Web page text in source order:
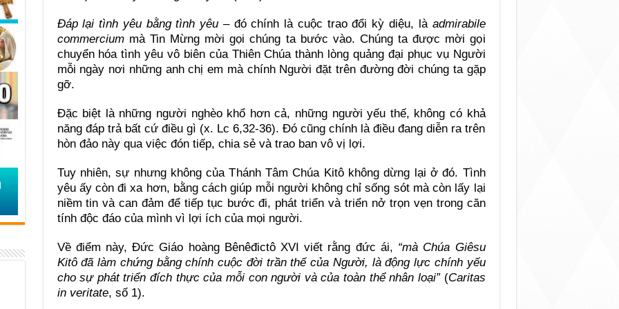
Đáp lại tình yêu bằng tình yêu – đó chính là cuộc trao đổi kỳ diệu, là admirabile
commerciummà Tin Mừng mời gọi chúng ta bước vào. Chúng ta được mời gọi
chuyển hóa tình yêu vô biên của Thiên Chúa thành lòng quảng đại phục vụ Người
mỗi ngày nơi những anh chị em mà chính Người đặt trên đường đời chúng ta gặp
gỡ.
Đặc biệt là những người nghèo khổ hơn cả, những người yếu thế, không có khả
năng đáp trả bất cứ điều gì (x. Lc 6,32-36). Đó cũng chính là điều đang diễn ra trên
hòn đảo này qua việc đón tiếp, chia sẻ và trao ban vô vị lợi.
Tuy nhiên, sự nhưng không của Thánh Tâm Chúa Kitô không dừng lại ở đó. Tình
yêu ấy còn đi xa hơn, bằng cách giúp mỗi người không chỉ sống sót mà còn lấy lại
niềm tin và can đảm để tiếp tục bước đi, phát triển và triển nở trọn vẹn trong căn
tính độc đáo của mình vì lợi ích của mọi người.
Về điểm này, Đức Giáo hoàng Bênêđictô XVI viết rằng đức ái, “mà Chúa Giêsu
Kitô đã làm chứng bằng chính cuộc đời trần thế của Người, là động lực chính yếu
cho sự phát triển đích thực của mỗi con người và của toàn thể nhân loại”(Caritas
in veritate, số 1).